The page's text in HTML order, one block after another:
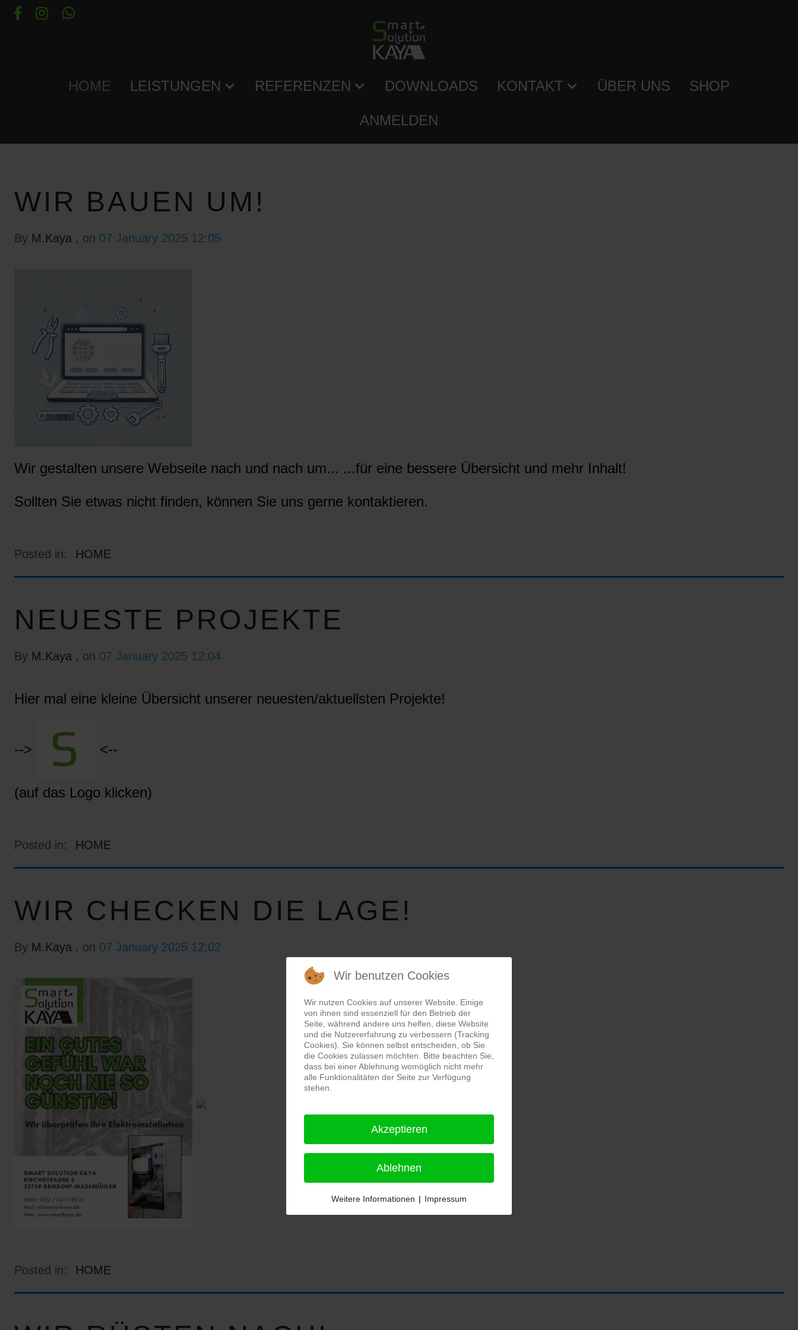
HOME LEISTUNGEN REFERENZEN DOWNLOADS KONTAKT ÜBER UNS SHOP
ANMELDEN
WIR BAUEN UM!
By M.Kaya , on 07 January 2025 12:05
Wir gestalten unsere Webseite nach und nach um... ...für eine bessere Übersicht und mehr Inhalt!
Sollten Sie etwas nicht finden, können Sie uns gerne kontaktieren.
Posted in: HOME
NEUESTE PROJEKTE
By M.Kaya , on 07 January 2025 12:04
Hier mal eine kleine Übersicht unserer neuesten/aktuellsten Projekte!
--> <--
(auf das Logo klicken)
Posted in: HOME
WIR CHECKEN DIE LAGE!
By M.Kaya , on 07 January 2025 12:02
Posted in: HOME
Wir benutzen Cookies
Wir nutzen Cookies auf unserer Website. Einige
von ihnen sind essenziell für den Betrieb der
Seite, während andere uns helfen, diese Website
und die Nutzererfahrung zu verbessern (Tracking
Cookies). Sie können selbst entscheiden, ob Sie
die Cookies zulassen möchten. Bitte beachten Sie,
dass bei einer Ablehnung womöglich nicht mehr
alle Funktionalitäten der Seite zur Verfügung
stehen.
Akzeptieren
Ablehnen
Weitere Informationen | Impressum